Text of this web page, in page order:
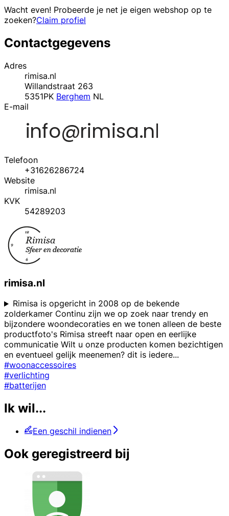
Wacht even! Probeerde je net je eigen webshop op te
zoeken?Claim profiel
Contactgegevens
Adres
rimisa.nl
Willandstraat 263
5351PK Berghem NL
E-mail
Telefoon
+31626286724
Website
rimisa.nl
KVK
54289203
rimisa.nl
Rimisa is opgericht in 2008 op de bekende
zolderkamer Continu zijn we op zoek naar trendy en
bijzondere woondecoraties en we tonen alleen de beste
productfoto's Rimisa streeft naar open en eerlijke
communicatie Wilt u onze producten komen bezichtigen
en eventueel gelijk meenemen? dit is iedere...
#woonaccessoires
#verlichting
#batterijen
Ik wil...
Een geschil indienen
Ook geregistreerd bij